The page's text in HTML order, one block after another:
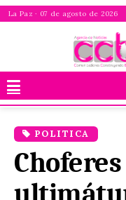
La Paz · 07 de agosto de 2026
POLITICA